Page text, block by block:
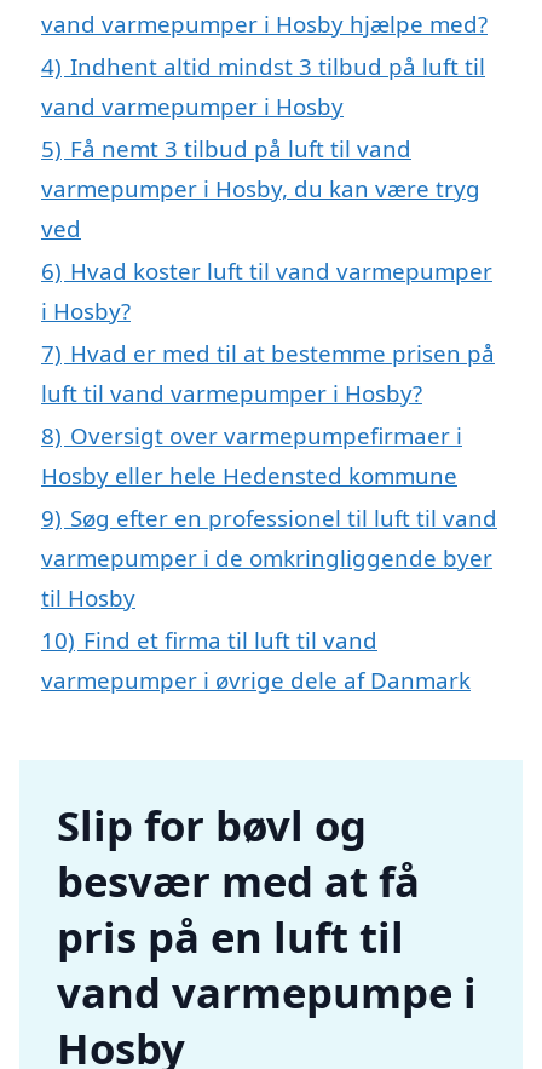
vand varmepumper i Hosby hjælpe med?
4) Indhent altid mindst 3 tilbud på luft til
vand varmepumper i Hosby
5) Få nemt 3 tilbud på luft til vand
varmepumper i Hosby, du kan være tryg
ved
6) Hvad koster luft til vand varmepumper
i Hosby?
7) Hvad er med til at bestemme prisen på
luft til vand varmepumper i Hosby?
8) Oversigt over varmepumpefirmaer i
Hosby eller hele Hedensted kommune
9) Søg efter en professionel til luft til vand
varmepumper i de omkringliggende byer
til Hosby
10) Find et firma til luft til vand
varmepumper i øvrige dele af Danmark
Slip for bøvl og
besvær med at få
pris på en luft til
vand varmepumpe i
Hosby